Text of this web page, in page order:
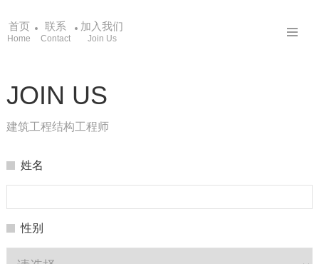
首页
Home
联系
Contact
加入我们
Join Us
JOIN US
建筑工程结构工程师
姓名
性别